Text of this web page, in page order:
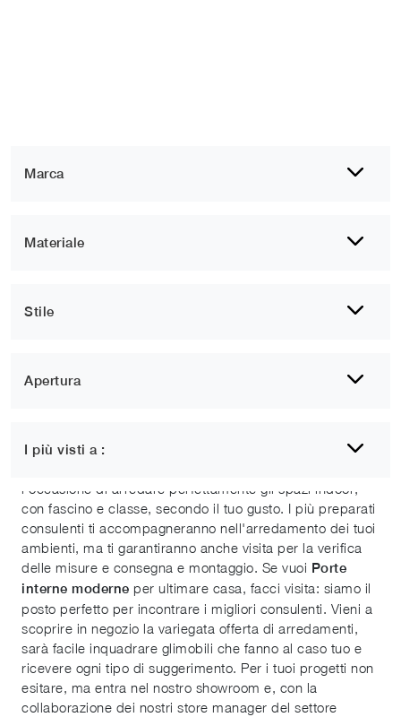
Marca
Materiale
Stile
Apertura
I più visti a :
l'occasione di arredare perfettamente gli spazi indoor,
con fascino e classe, secondo il tuo gusto. I più preparati
consulenti ti accompagneranno nell'arredamento dei tuoi
ambienti, ma ti garantiranno anche visita per la verifica
delle misure e consegna e montaggio. Se vuoi Porte
interne moderne per ultimare casa, facci visita: siamo il
posto perfetto per incontrare i migliori consulenti. Vieni a
scoprire in negozio la variegata offerta di arredamenti,
sarà facile inquadrare glimobili che fanno al caso tuo e
ricevere ogni tipo di suggerimento. Per i tuoi progetti non
esitare, ma entra nel nostro showroom e, con la
collaborazione dei nostri store manager del settore